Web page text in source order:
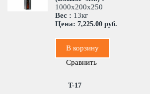
1000x200x250
Вес : 13кг
Цена: 7,225.00 руб.
В корзину
Сравнить
T-17